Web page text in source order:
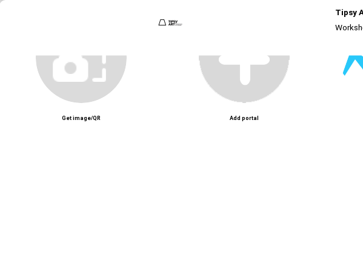
Tipsy
Unmute
Tipsy Art – Studio workshop nghệ thuật với hoạt động vẽ tranh, sáng tạo và trải nghiệm thư giãn
Get image/QR Add portal